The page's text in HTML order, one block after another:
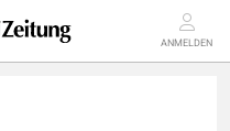
ANMELDEN